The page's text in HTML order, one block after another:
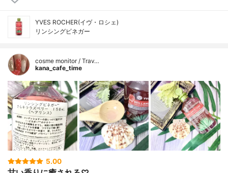
YVES ROCHER(イヴ・ロシェ)
リンシングビネガー
cosme monitor / Trav…
kana_cafe_time
5.00